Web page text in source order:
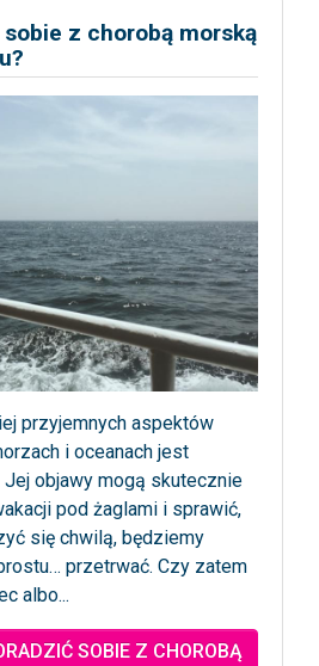
z chorobą morską
przyjemnych aspektów
i oceanach jest
Jej objawy mogą skutecznie
pod żaglami i sprawić,
się chwilą, będziemy
przetrwać. Czy zatem
albo...
SOBIE Z CHOROBĄ